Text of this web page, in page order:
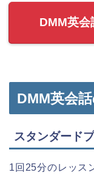
DMM英会
DMM英会
スタンダード
1回25分のレッス